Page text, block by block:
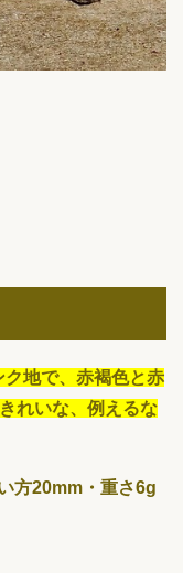
地で、赤褐色と赤
れいな、例えるな
方20mm・重さ6g